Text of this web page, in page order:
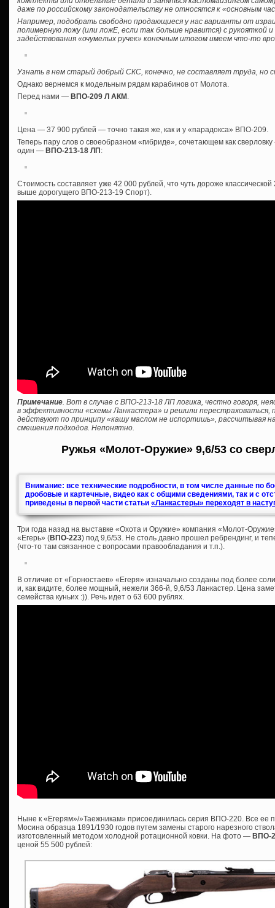
даже по российскому законодательству не относятся к «основным
Например, подобрать свободно продающиеся у нас варианты от
полимерную ложу (или ложЕ, если так больше нравится) с рукояткой
задействования «очумелых ручек» конечным итогом имеем что-то
Узнать в нем старый добрый СКС, конечно, не составляет труда, но
Однако вернемся к модельным рядам карабинов от Молота.
Перед нами — ВПО-209 Л АКМ .
Цена — 37 900 рублей — точно такая же, как и у «парадокса» ВПО-209.
Теперь пару слов о своеобразном «гибриде», сочетающем как
один — ВПО-213-18 ЛП :
Стоимость составляет уже 42 000 рублей, что чуть дороже
выше дорогущего ВПО-213-19 Спорт).
Примечание. Вот в случае с ВПО-213-18 ЛП логика, честно говоря,
в эффективности «схемы Ланкастера» и решили перестраховаться,
действуют по принципу «кашу маслом не испортишь», рассчитывая
смешения подходов. Непонятно.
Ружья «Молот-Оружие» 9,6/53 со
Внимание: все технические подробности, в том числе данные по
дробовые и картечные, видео как с общими сведениями, так и с
приведены в первой части статьи «Ланкастеры» переходят в
Три года назад на выставке «Охота и Оружие» компания «Молот-
«Егерь» (ВПО-223) под 9,6/53. Не столь давно прошел ребрендинг, и
(что-то там связанное с вопросами правообладания и т.п.).
В отличие от «Горностаев» «Егеря» изначально созданы под более
и, как видите, более мощный, нежели 366-й, 9,6/53 Ланкастер. Цена
семейства куньих :)). Речь идет о 63 600 рублях.
Ныне к «Егерям»/»Таежникам» присоединилась серия ВПО-220. Все ее
Мосина образца 1891/1930 годов путем замены старого нарезного
изготовленный методом холодной ротационной ковки. На фото — ВПО-
ценой 55 500 рублей: